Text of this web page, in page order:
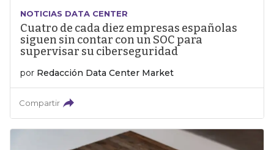
NOTICIAS DATA CENTER
Cuatro de cada diez empresas españolas
siguen sin contar con un SOC para
supervisar su ciberseguridad
por Redacción Data Center Market
Compartir